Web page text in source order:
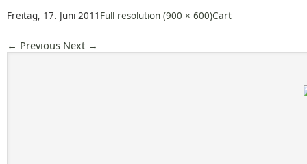
Freitag, 17. Juni 2011 Full resolution (900 × 600)Cart
← Previous Next →